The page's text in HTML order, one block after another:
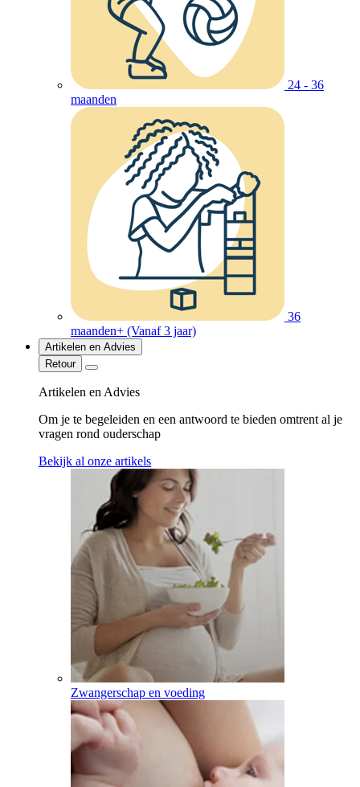
24 - 36
maanden
36
maanden+ (Vanaf 3 jaar)
Artikelen en Advies
Retour
Artikelen en Advies
Om je te begeleiden en een antwoord te bieden omtrent al je
vragen rond ouderschap
Bekijk al onze artikels
Zwangerschap en voeding